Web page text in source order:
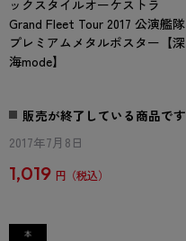
ックスタイルオーケストラ
Grand Fleet Tour 2017 公演艦隊
プレミアムメタルポスター【深
海mode】
販売が終了している商品です
2017年7月8日
1,019 円